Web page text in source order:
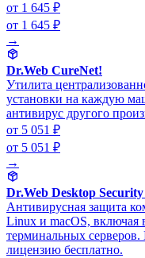
от 1 645 ₽
от 1 645 ₽
→
Dr.Web CureNet!
Утилита
установки на каждую
антивирус другого
от 5 051 ₽
от 5 051 ₽
→
Dr.Web Desktop
Антивирусная защита
Linux и macOS,
терминальных
лицензию бесплатно.